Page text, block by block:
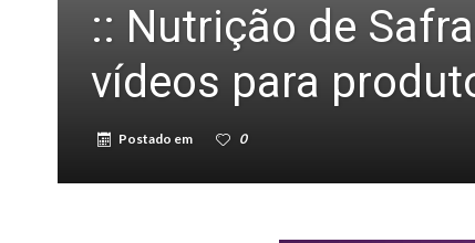
:: Nutrição de
vídeos para
Postado em 0